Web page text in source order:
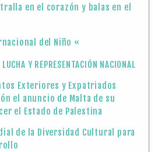
en el corazón y balas en el
del Niño «
Y REPRESENTACIÓN NACIONAL
Exteriores y Expatriados
el anuncio de Malta de su
el Estado de Palestina
de la Diversidad Cultural para